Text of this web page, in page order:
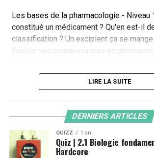
digestif et être absorbés dans le sang
Quelles sont vos connaissances sur
système digestif ? Faites le test et
connaissance avec mon qcm
Les bases de la pharmacologie - Niveau
constitué un médicament ? Qu'en est-il
classification ? Un excipient ça se
Evaluer vos connaissances en
LANCER LE QUIZ
Ressources utilisées pour préparer
Vous trouverez ci-dessous quelques liens
souhaitez approfondir le sujet
LIRE LA SUITE
DERNIERS ARTICLES
QUIZZ 1 an
Quiz | 2.1 Biologie
Hardcore